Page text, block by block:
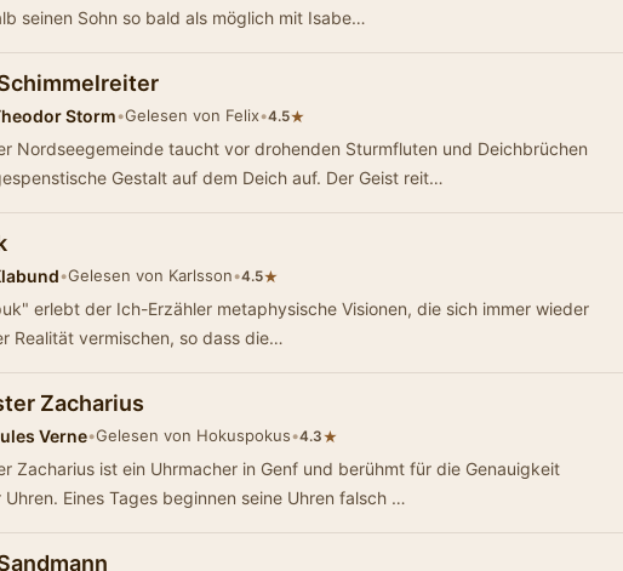
seinen Sohn so bald als möglich mit Isabe…
Storm•Gelesen von Felix•4.5★
Nordseegemeinde taucht vor drohenden Sturmfluten und Deichbrüchen
Gestalt auf dem Deich auf. Der Geist reit…
•Gelesen von Karlsson•4.5★
erlebt der Ich-Erzähler metaphysische Visionen, die sich immer wieder
Realität vermischen, so dass die…
Zacharius
Verne•Gelesen von Hokuspokus•4.3★
Zacharius ist ein Uhrmacher in Genf und berühmt für die Genauigkeit
Uhren. Eines Tages beginnen seine Uhren falsch …